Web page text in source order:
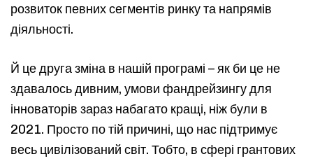
розвиток певних сегментів ринку та напрямів
діяльності.
Й це друга зміна в нашій програмі – як би це не
здавалось дивним, умови фандрейзингу для
інноваторів зараз набагато кращі, ніж були в
2021. Просто по тій причині, що нас підтримує
весь цивілізований світ. Тобто, в сфері грантових